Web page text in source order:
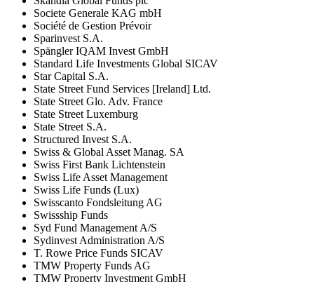
Societe Generale KAG mbH
Société de Gestion Prévoir
Sparinvest S.A.
Spängler IQAM Invest GmbH
Standard Life Investments Global SICAV
Star Capital S.A.
State Street Fund Services [Ireland] Ltd.
State Street Glo. Adv. France
State Street Luxemburg
State Street S.A.
Structured Invest S.A.
Swiss & Global Asset Manag. SA
Swiss First Bank Lichtenstein
Swiss Life Asset Management
Swiss Life Funds (Lux)
Swisscanto Fondsleitung AG
Swissship Funds
Syd Fund Management A/S
Sydinvest Administration A/S
T. Rowe Price Funds SICAV
TMW Property Funds AG
TMW Property Investment GmbH